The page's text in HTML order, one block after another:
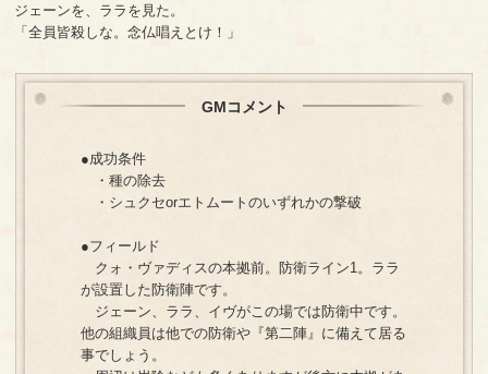
ジェーンを、ララを見た。
「全員皆殺しな。念仏唱えとけ！」
GMコメント
●成功条件
・種の除去
・シュクセorエトムートのいずれかの撃破
●フィールド
クォ・ヴァディスの本拠前。防衛ライン1。ララ
が設置した防衛陣です。
ジェーン、ララ、イヴがこの場では防衛中です。
他の組織員は他での防衛や『第二陣』に備えて居る
事でしょう。